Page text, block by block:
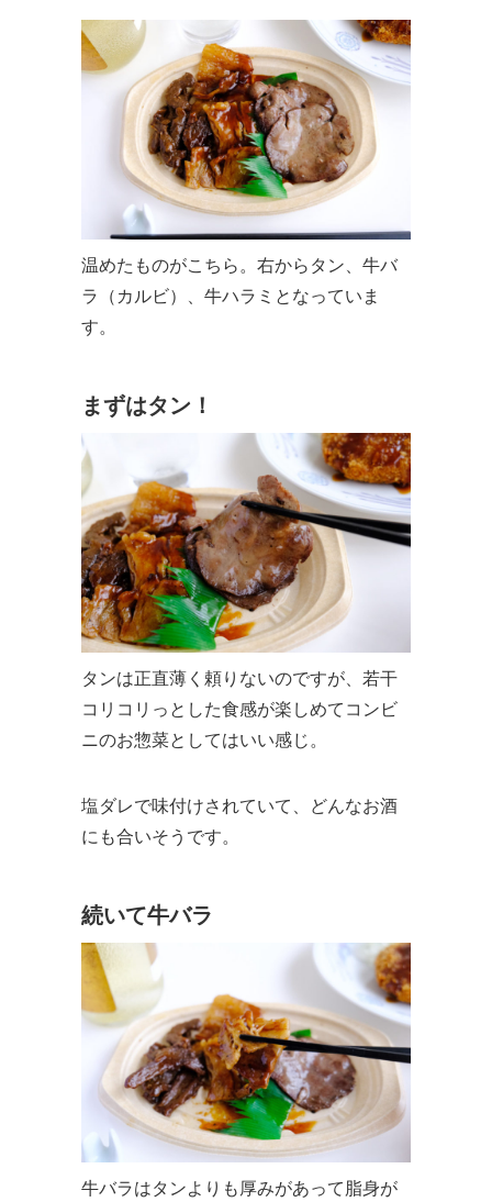
温めたものがこちら。右からタン、牛バ
ラ（カルビ）、牛ハラミとなっていま
す。
まずはタン！
タンは正直薄く頼りないのですが、若干
コリコリっとした食感が楽しめてコンビ
ニのお惣菜としてはいい感じ。
塩ダレで味付けされていて、どんなお酒
にも合いそうです。
続いて牛バラ
牛バラはタンよりも厚みがあって脂身が